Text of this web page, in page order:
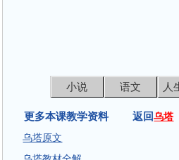
小说 语文 人
更多本课教学资料 返回乌塔
乌塔原文